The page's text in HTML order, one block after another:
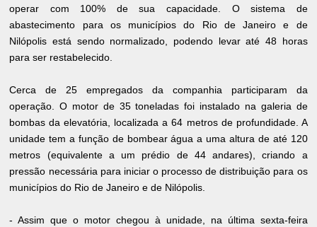
operar com 100% de sua capacidade. O sistema de
abastecimento para os municípios do Rio de Janeiro e de
Nilópolis está sendo normalizado, podendo levar até 48 horas
para ser restabelecido.
Cerca de 25 empregados da companhia participaram da
operação. O motor de 35 toneladas foi instalado na galeria de
bombas da elevatória, localizada a 64 metros de profundidade. A
unidade tem a função de bombear água a uma altura de até 120
metros (equivalente a um prédio de 44 andares), criando a
pressão necessária para iniciar o processo de distribuição para os
municípios do Rio de Janeiro e de Nilópolis.
- Assim que o motor chegou à unidade, na última sexta-feira